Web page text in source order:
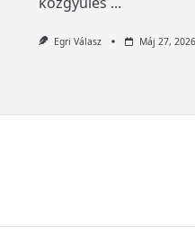
Egri Válasz Máj 27, 2026